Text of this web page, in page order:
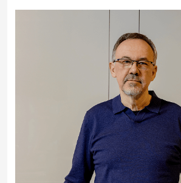
Мы всегда на связи. Вы можете легко связаться
с нами по телефону, через онлайн-чат на сайте
или в офисе, что делает наше взаимодействие